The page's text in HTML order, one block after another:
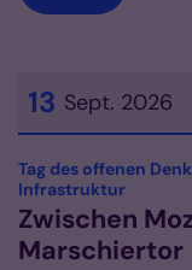
13 Sept. 2026
Datum: 13.
Tag des offenen
Infrastruktur:
Zwischen
Marschiertor